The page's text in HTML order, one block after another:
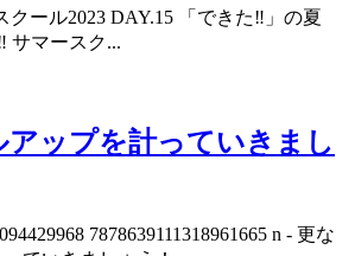
クール2023 DAY.15 「できた‼︎」の夏
サマースク...
ップを計っていきまし